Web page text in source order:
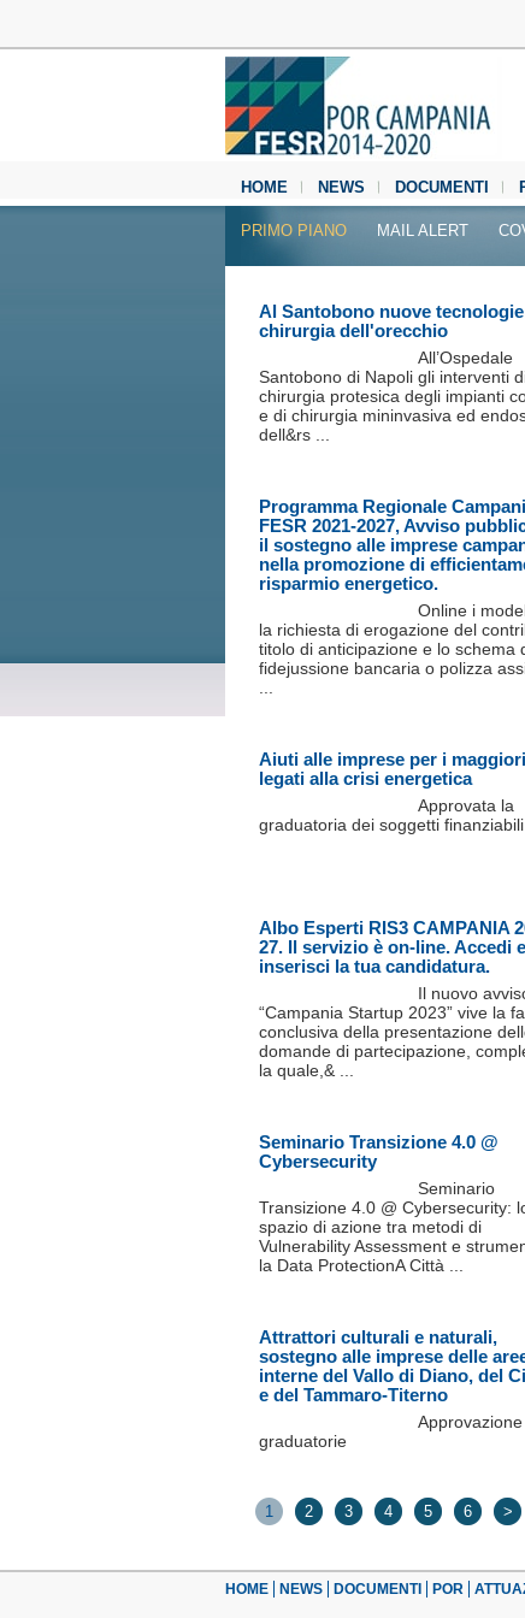
HOME NEWS DOCUMENTI
MEDIA CENTER
PRIMO PIANO MAIL ALERT
Al Santobono nuove
chirurgia dell'orecchio
All’Ospedale
Santobono di Napoli gli interventi
chirurgia protesica degli impianti
e di chirurgia mininvasiva ed
dell&rs ...
Programma Regionale
FESR 2021-2027, Avviso
il sostegno alle imprese
nella promozione di
risparmio energetico.
Online i
la richiesta di erogazione del
titolo di anticipazione e lo schema
fidejussione bancaria o polizza
Aiuti alle imprese per i
legati alla crisi energetica
Approvata la
graduatoria dei soggetti finanziabili
Albo Esperti RIS3 CAMPANIA
27. Il servizio è on-line. Accedi e
inserisci la tua candidatura.
Il nuovo
“Campania Startup 2023” vive la
conclusiva della presentazione
domande di partecipazione,
la quale,& ...
Seminario Transizione 4.0 @
Cybersecurity
Seminario
Transizione 4.0 @ Cybersecurity:
spazio di azione tra metodi di
Vulnerability Assessment e
la Data ProtectionA Città ...
Attrattori culturali e naturali,
sostegno alle imprese delle
interne del Vallo di Diano, del
e del Tammaro-Titerno
Approvazione
graduatorie
1 2 3 4 5 6 >
HOME NEWS DOCUMENTI POR